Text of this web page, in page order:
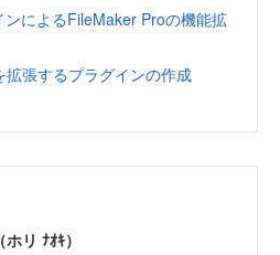
によるFileMaker Proの機能拡
張するプラグインの作成
リ ﾅｵｷ）